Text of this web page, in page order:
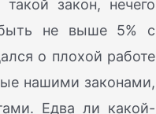
закон, нечего
не выше 5% с
о плохой работе
нашими законами,
Едва ли какой-